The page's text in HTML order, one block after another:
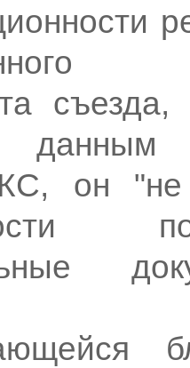
съезда,
данным
он "не